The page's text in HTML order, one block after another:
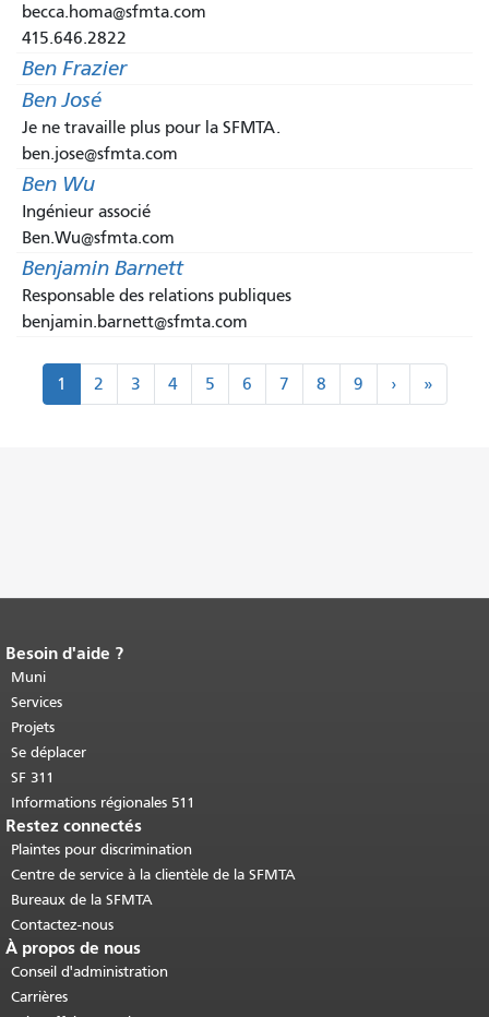
becca.homa@sfmta.com
415.646.2822
Ben Frazier
Ben José
Je ne travaille plus pour la SFMTA.
ben.jose@sfmta.com
Ben Wu
Ingénieur associé
Ben.Wu@sfmta.com
Benjamin Barnett
Responsable des relations publiques
benjamin.barnett@sfmta.com
Pagination
1 2 3 4 5 6 7 8 9 ›suivant
>
»dernier
"
Fin du contenu de la page.
cette page se répète sur chaque page.
Retour au haut du contenu principal
Besoin d'aide ?
Muni
Services
Projets
Se déplacer
SF 311
Informations régionales 511
Restez connectés
Plaintes pour discrimination
Centre de service à la clientèle de la SFMTA
Bureaux de la SFMTA
Contactez-nous
À propos de nous
Conseil d'administration
Carrières